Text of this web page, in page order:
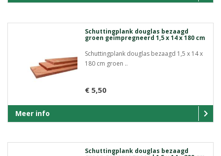
Schuttingplank douglas bezaagd
groen geïmpregneerd 1,5 x 14 x 180 cm
Schuttingplank douglas bezaagd 1,5 x 14 x
180 cm groen ..
€ 5,50
Meer info
Schuttingplank douglas bezaagd